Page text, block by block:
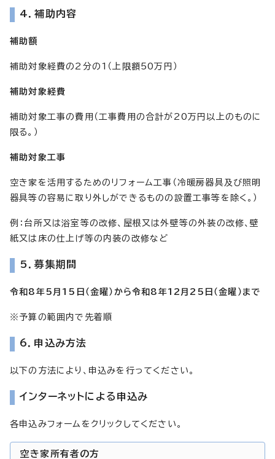
4．補助内容
補助額
補助対象経費の2分の1（上限額50万円）
補助対象経費
補助対象工事の費用（工事費用の合計が20万円以上のものに
限る。）
補助対象工事
空き家を活用するためのリフォーム工事（冷暖房器具及び照明
器具等の容易に取り外しができるものの設置工事等を除く。）
例：台所又は浴室等の改修、屋根又は外壁等の外装の改修、壁
紙又は床の仕上げ等の内装の改修など
5．募集期間
令和8年5月15日（金曜）から令和8年12月25日（金曜）まで
※予算の範囲内で先着順
6．申込み方法
以下の方法により、申込みを行ってください。
インターネットによる申込み
各申込みフォームをクリックしてください。
空き家所有者の方